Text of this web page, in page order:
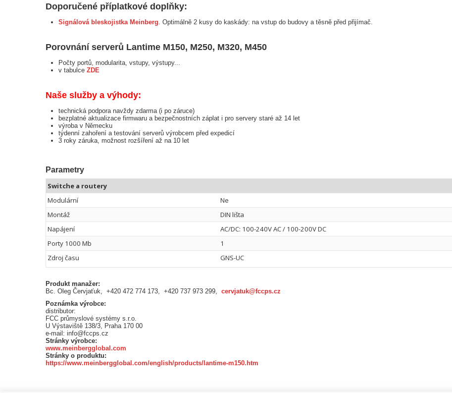
Doporučené příplatkové doplňky:
Signálová bleskojistka Meinberg. Optimálně 2 kusy do kaskády: na vstup do budovy a těsně před přijímač.
Porovnání serverů Lantime M150, M250, M320, M450
Počty portů, modularita, vstupy, výstupy...
v tabulceZDE
Naše služby a výhody:
technická podpora navždy zdarma (i po záruce)
bezplatné aktualizace firmwaru a bezpečnostních záplat i pro servery staré až 14 let
výroba v Německu
týdenní zahoření a testování serverů výrobcem před expedicí
3 roky záruka, možnost rozšíření až na 10 let
Parametry
Switche a routery
Modulární
Ne
Montáž
DIN lišta
Napájení
AC/DC: 100-240V AC / 100-200V DC
Porty 1000 Mb
1
Zdroj času
GNS-UC
Produkt manažer:
Bc. Oleg Červjaťuk, +420 472 774 173, +420 737 973 299, cervjatuk@fccps.cz
Poznámka výrobce:
distributor:
FCC průmyslové systémy s.r.o.
U Výstaviště 138/3, Praha 170 00
e-mail: info@fccps.cz
Stránky výrobce:
www.meinbergglobal.com
Stránky o produktu:
https://www.meinbergglobal.com/english/products/lantime-m150.htm